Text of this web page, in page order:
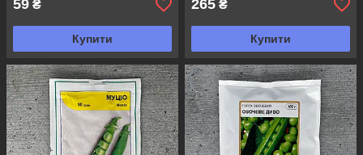
59 ₴
Купити
265 ₴
Купити